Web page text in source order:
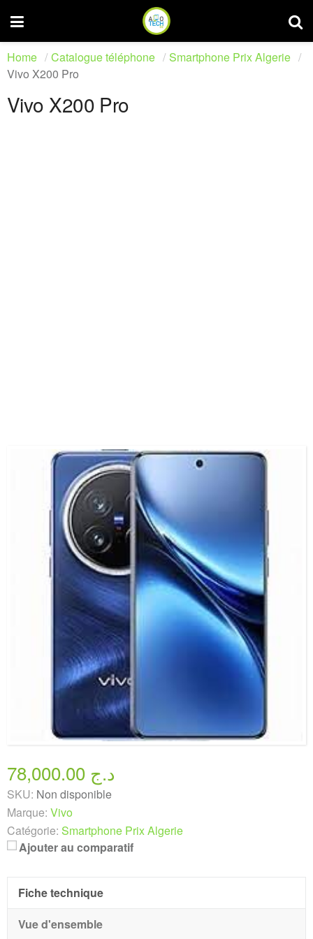
Home Catalogue téléphone
Smartphone Prix Algerie
Vivo X200 Pro
Vivo X200 Pro
78,000.00 د.ج
SKU: Non disponible
Marque: Vivo
Catégorie: Smartphone Prix Algerie
Ajouter au comparatif
Fiche technique
Vue d'ensemble